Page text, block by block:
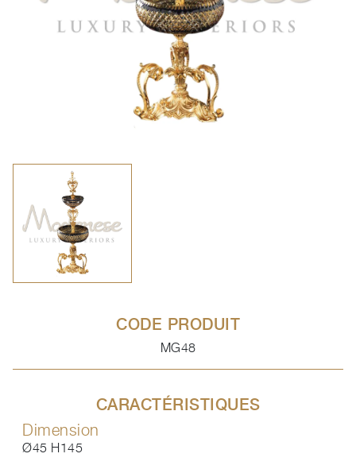
CODE PRODUIT
MG48
CARACTÉRISTIQUES
Dimension
Ø45 H145